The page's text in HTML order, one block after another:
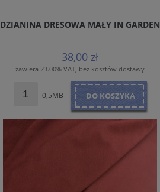
DZIANINA DRESOWA MAŁY IN GARDEN
38,00 zł
zawiera 23.00% VAT, bez kosztów dostawy
0,5MB DO KOSZYKA